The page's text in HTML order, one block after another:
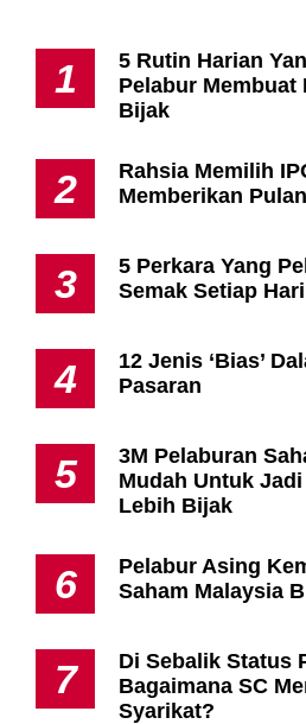
1
5 Rutin Harian
Pelabur
Bijak
2
Rahsia Memilih
Memberikan
3
5 Perkara Yang
Semak Setiap Hari
4
12 Jenis ‘Bias’
Pasaran
5
3M Pelaburan
Mudah Untuk
Lebih Bijak
6
Pelabur Asing
Saham Malaysia
7
Di Sebalik Status
Bagaimana SC
Syarikat?